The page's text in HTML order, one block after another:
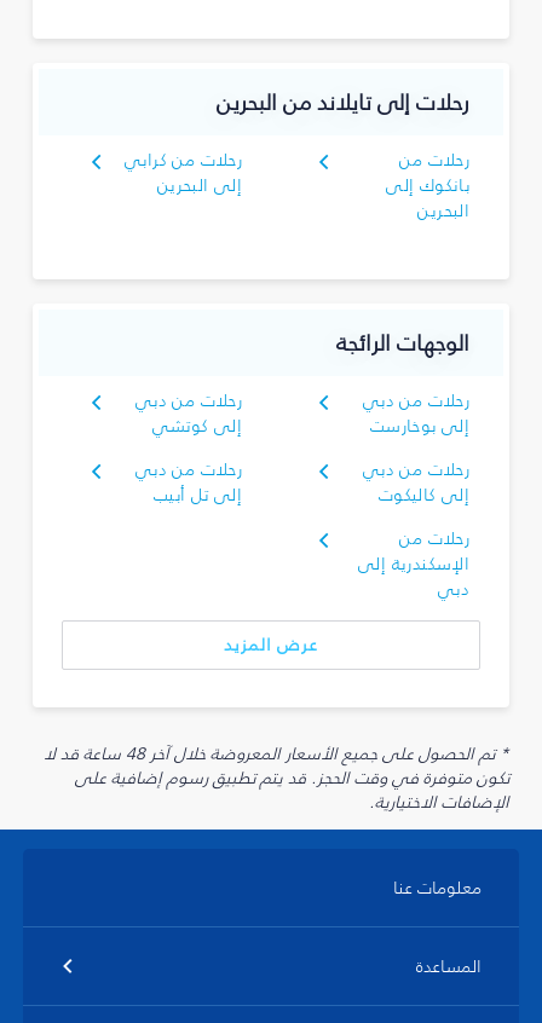
رحلات إلى تايلاند من البحرين
رحلات من
بانكوك إلى
البحرين
رحلات من كرابي
إلى البحرين
الوجهات الرائجة
رحلات من دبي
إلى بوخارست
رحلات من دبي
إلى كوتشي
رحلات من دبي
إلى كاليكوت
رحلات من دبي
إلى تل أبيب
رحلات من
الإسكندرية إلى
دبي
عرض المزيد
* تم الحصول على جميع الأسعار المعروضة خلال آخر 48 ساعة قد لا
تكون متوفرة في وقت الحجز. قد يتم تطبيق رسوم إضافية على
الإضافات الاختيارية.
معلومات عنا
المساعدة